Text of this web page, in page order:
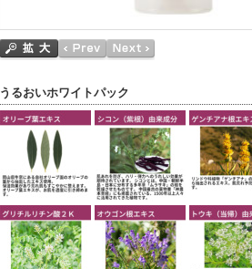
うるおいホワイトパック